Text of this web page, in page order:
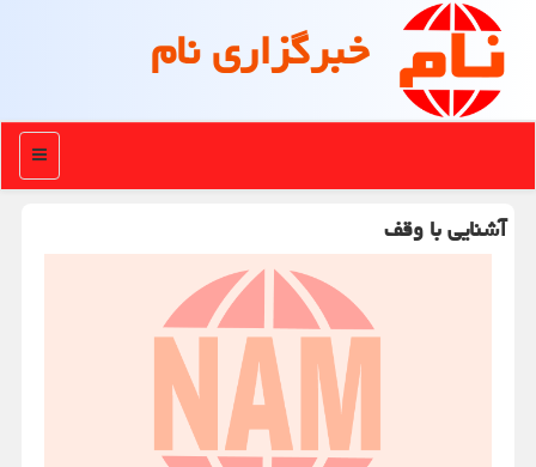
خبرگزاری نام
منو
آشنایی با وقف